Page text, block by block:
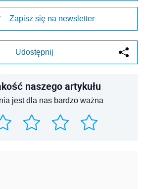
Zapisz się na newsletter
Udostępnij
naszego artykułu
jest dla nas bardzo ważna